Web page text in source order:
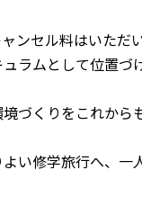
ンセル料はいただ
ラムとして位置づ
づくりをこれから
い修学旅行へ、一